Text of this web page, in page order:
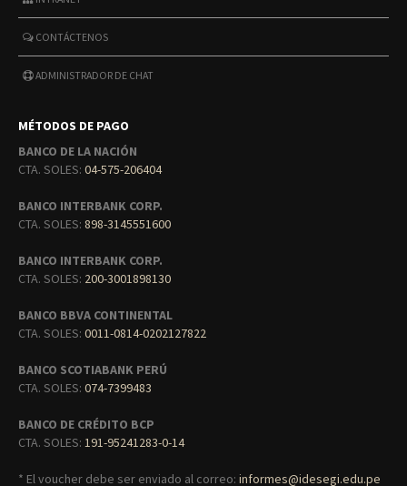
CONTÁCTENOS
ADMINISTRADOR DE CHAT
MÉTODOS DE PAGO
BANCO DE LA NACIÓN
CTA. SOLES: 04-575-206404
BANCO INTERBANK CORP.
CTA. SOLES: 898-3145551600
BANCO INTERBANK CORP.
CTA. SOLES: 200-3001898130
BANCO BBVA CONTINENTAL
CTA. SOLES: 0011-0814-0202127822
BANCO SCOTIABANK PERÚ
CTA. SOLES: 074-7399483
BANCO DE CRÉDITO BCP
CTA. SOLES: 191-95241283-0-14
* El voucher debe ser enviado al correo: informes@idesegi.edu.pe